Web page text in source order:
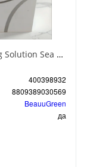
BeauuGreen Hydrogel Eye Patch Firming Solution Sea Cocumber & Black Гидрогелевые патчи для кожи вокруг глаз с экстрактом черного морского огурца 60 шт 90 гр
400398932
8809389030569
BeauuGreen
да